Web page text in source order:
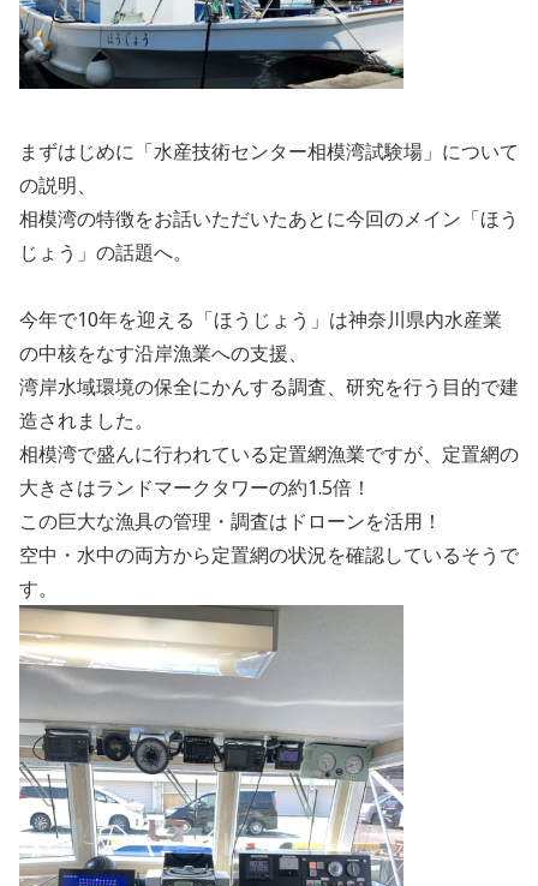
まずはじめに「水産技術センター相模湾試験場」について
の説明、
相模湾の特徴をお話いただいたあとに今回のメイン「ほう
じょう」の話題へ。
今年で10年を迎える「ほうじょう」は神奈川県内水産業
の中核をなす沿岸漁業への支援、
湾岸水域環境の保全にかんする調査、研究を行う目的で建
造されました。
相模湾で盛んに行われている定置網漁業ですが、定置網の
大きさはランドマークタワーの約1.5倍！
この巨大な漁具の管理・調査はドローンを活用！
空中・水中の両方から定置網の状況を確認しているそうで
す。